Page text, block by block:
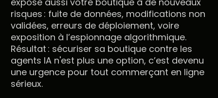
risques : fuite de données, modifications non
validées, erreurs de déploiement, voire
exposition à l’espionnage algorithmique.
Résultat : sécuriser sa boutique contre les
agents IA n'est plus une option, c’est devenu
une urgence pour tout commerçant en ligne
sérieux.